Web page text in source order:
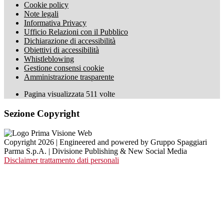
Cookie policy
Note legali
Informativa Privacy
Ufficio Relazioni con il Pubblico
Dichiarazione di accessibilità
Obiettivi di accessibilità
Whistleblowing
Gestione consensi cookie
Amministrazione trasparente
Pagina visualizzata 511 volte
Sezione Copyright
Copyright 2026 | Engineered and powered by Gruppo Spaggiari
Parma S.p.A. | Divisione Publishing & New Social Media
Disclaimer trattamento dati personali